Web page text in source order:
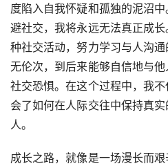
度陷入自我怀疑和孤独的泥沼
避社交，我将永远无法真正成
种社交活动，努力学习与人沟
无伦次，到后来能够自信地与
社交恐惧。在这个过程中，我
会了如何在人际交往中保持真
人。
成长之路，就像是一场漫长而